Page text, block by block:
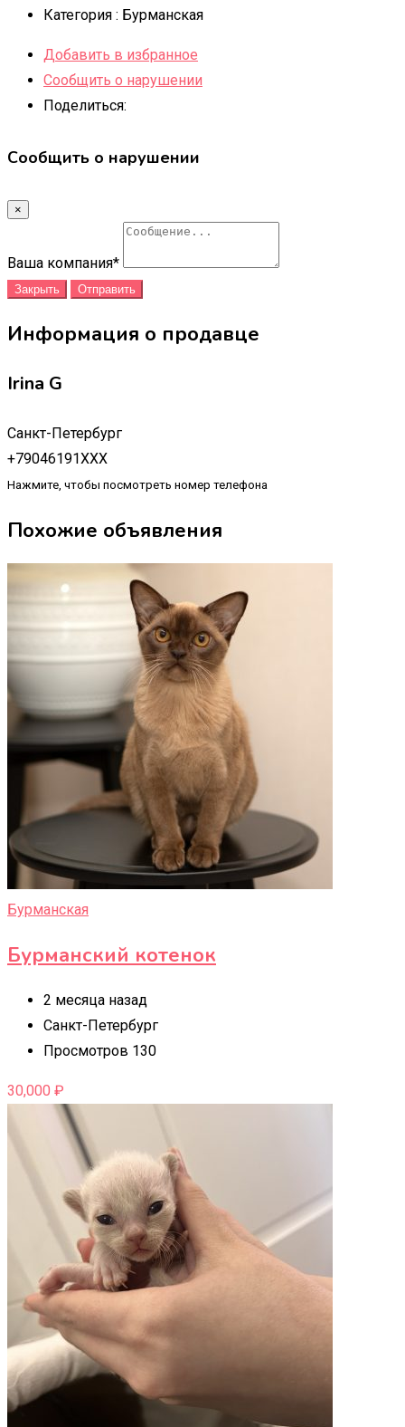
Категория : Бурманская
Добавить в избранное
Сообщить о нарушении
Поделиться:
Сообщить о нарушении
×
Ваша компания*
Закрыть Отправить
Информация о продавце
Irina G
Санкт-Петербург
+79046191XXX
Нажмите, чтобы посмотреть номер телефона
Похожие объявления
Бурманская
Бурманский котенок
2 месяца назад
Санкт-Петербург
Просмотров 130
30,000 ₽